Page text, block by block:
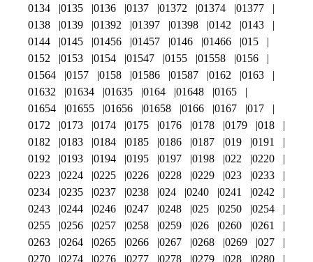
0134
0135 0136 0137 01372 01374
01377
0138
0139 01392 01397 01398 0142
0143
0144
0145 01456 01457 0146 01466
015
0152
0153 0154 01547 0155 01558
0156
01564
0157 0158 01586 01587 0162
0163
01632
01634 01635 0164 01648
0165
01654
01655 01656 01658 0166 0167
017
0172
0173 0174 0175 0176 0178 0179
018
0182
0183 0184 0185 0186 0187 019
0191
0192
0193 0194 0195 0197 0198 022
0220
0223
0224 0225 0226 0228 0229 023
0233
0234
0235 0237 0238 024 0240 0241
0242
0243
0244 0246 0247 0248 025 0250
0254
0255
0256 0257 0258 0259 026 0260
0261
0263
0264 0265 0266 0267 0268 0269
027
0270
0274 0276 0277 0278 0279 028 0280